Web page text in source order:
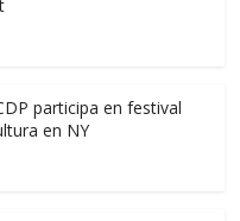
participa en festival
en NY